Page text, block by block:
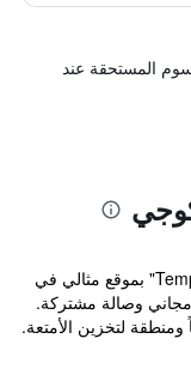
المستحقة عند
يقع مكان إقامة "Temple Hotel Takayama Zenkoji" بموقع مثالي في
مجاني وصالة مشتركة.
مشتركاً ومنطقة لتخزين الأمتعة.